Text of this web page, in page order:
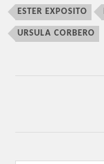
ESTER EXPOSITO
URSULA CORBERO